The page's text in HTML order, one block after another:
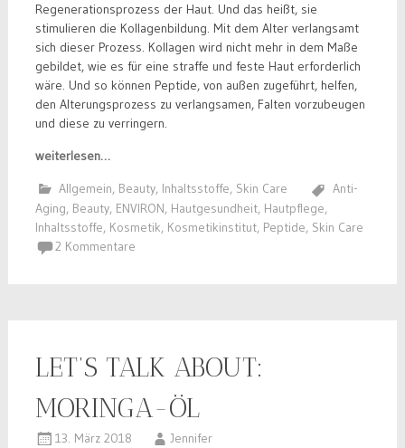
Regenerationsprozess der Haut. Und das heißt, sie
stimulieren die Kollagenbildung. Mit dem Alter verlangsamt
sich dieser Prozess. Kollagen wird nicht mehr in dem Maße
gebildet, wie es für eine straffe und feste Haut erforderlich
wäre. Und so können Peptide, von außen zugeführt, helfen,
den Alterungsprozess zu verlangsamen, Falten vorzubeugen
und diese zu verringern.
weiterlesen…
Allgemein, Beauty, Inhaltsstoffe, Skin Care
Anti-
Aging, Beauty, ENVIRON, Hautgesundheit, Hautpflege,
Inhaltsstoffe, Kosmetik, Kosmetikinstitut, Peptide, Skin Care
2 Kommentare
LET’S TALK ABOUT:
MORINGA-ÖL
13. März 2018 Jennifer